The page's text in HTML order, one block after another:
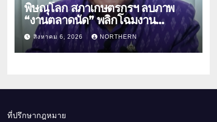
พิษณุโลก สภาเกษตรกรฯ ลบภาพ
“งานตลาดนัด” พลิกโฉมงาน
“เกษตรรุ่งเรืองเมืองสองแคว 69” มุ่ง
ประโยชน์เกษตรกร ดึงนวัตกรรม-จับ
คู่ธุรกิจดันสินค้าเกษตรสู่สากล (คลิป)
สิงหาคม 6, 2026 NORTHERN
ที่ปรึกษากฎหมาย